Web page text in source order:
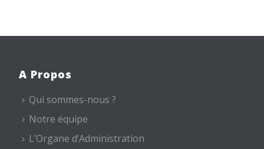
A Propos
Qui sommes-nous ?
Notre équipe
L’Organe d’Administration